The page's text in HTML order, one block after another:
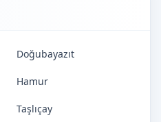
Doğubayazıt
Hamur
Taşlıçay